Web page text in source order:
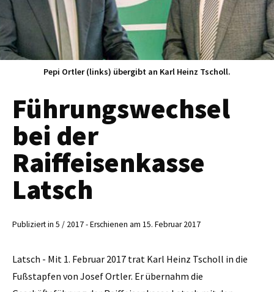
Pepi Ortler (links) übergibt an Karl Heinz Tscholl.
Führungswechsel
bei der
Raiffeisenkasse
Latsch
Publiziert in 5 / 2017 - Erschienen am 15. Februar 2017
Latsch - Mit 1. Februar 2017 trat Karl Heinz Tscholl in die
Fußstapfen von Josef Ortler. Er übernahm die